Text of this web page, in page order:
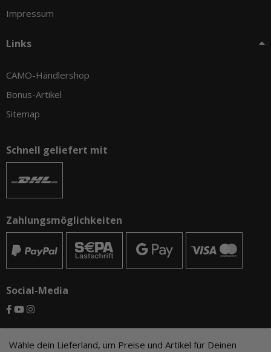
Wähle dein Lieferland, um Preise und Artikel für Deinen
Impressum
Links
CAMO-Händlershop
Bonus-Artikel
Sitemap
Schnell geliefert mit
Zahlungsmöglichkeiten
Social-Media